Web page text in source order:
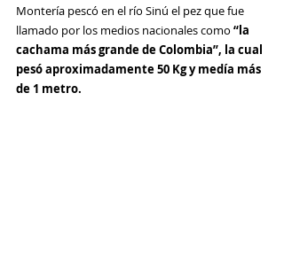
Montería pescó en el río Sinú el pez que fue
llamado por los medios nacionales como “la
cachama más grande de Colombia”, la cual
pesó aproximadamente 50 Kg y medía más
de 1 metro.